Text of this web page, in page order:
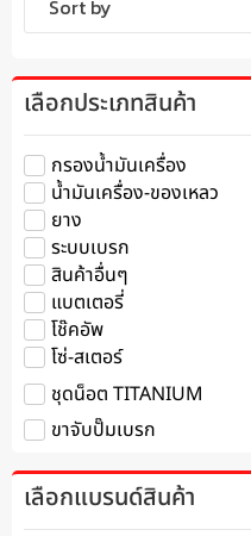
เลือกประเภทสินค้า
กรองน้ำมันเครื่อง
น้ำมันเครื่อง-ของเหลว
ยาง
ระบบเบรก
สินค้าอื่นๆ
แบตเตอรี่
โช๊คอัพ
โซ่-สเตอร์
ชุดน็อต TITANIUM
ขาจับปั๊มเบรก
เลือกแบรนด์สินค้า